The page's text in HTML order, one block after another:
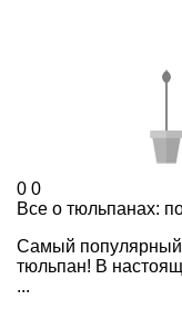
0 0
Все о тюльпанах:
Самый популярный
тюльпан! В
...